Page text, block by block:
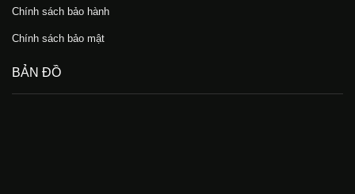
Chính sách bảo hành
Chính sách bảo mật
BẢN ĐỒ